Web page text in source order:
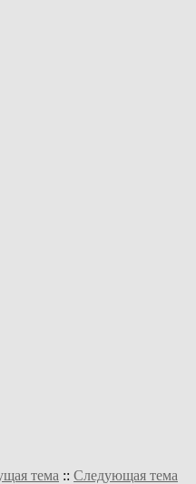
тема :: Следующая тема